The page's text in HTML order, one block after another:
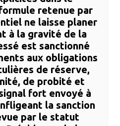
retenue par
ne laisse planer
à la gravité de la
est sanctionné
aux obligations
de réserve,
de probité et
fort envoyé à
la sanction
par le statut